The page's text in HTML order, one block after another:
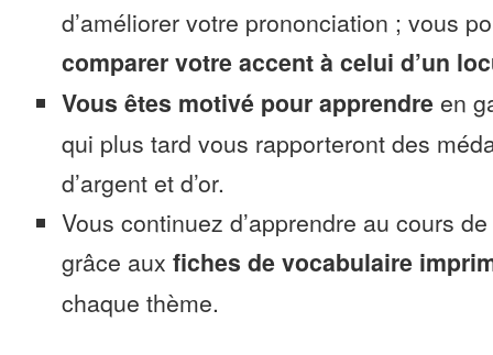
d’améliorer votre prononciation ; vous
comparer votre accent à celui d’un
Vous êtes motivé pour apprendre en
qui plus tard vous rapporteront des
d’argent et d’or.
Vous continuez d’apprendre au cours
grâce aux fiches de vocabulaire
chaque thème.